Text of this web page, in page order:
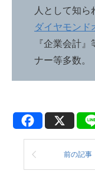
人として知ら
ダイヤモンド
『企業会計
ナー等多数。
前の記事